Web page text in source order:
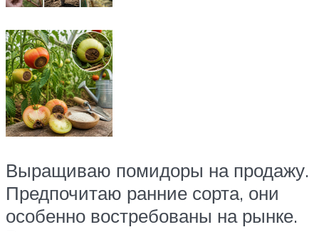
Выращиваю помидоры на продажу.
Предпочитаю ранние сорта, они
особенно востребованы на рынке.